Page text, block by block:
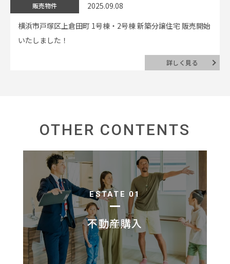
販売物件
2025.09.08
横浜市戸塚区上倉田町 1号棟・2号棟 新築分譲住宅 販売開始
いたしました！
詳しく見る
OTHER CONTENTS
ESTATE 01
不動産購入